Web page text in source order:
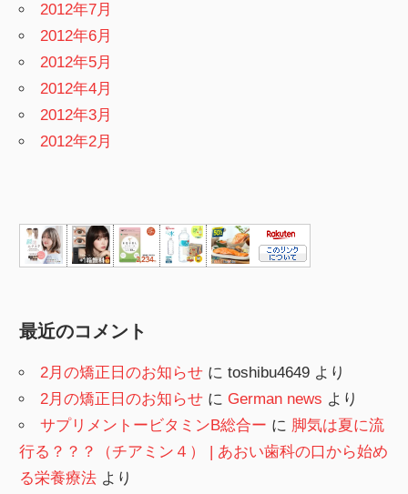
2012年7月
2012年6月
2012年5月
2012年4月
2012年3月
2012年2月
最近のコメント
2月の矯正日のお知らせ にtoshibu4649 より
2月の矯正日のお知らせ に German news より
サプリメントービタミンB総合ー に 脚気は夏に流
行る？？？（チアミン４） | あおい歯科の口から始め
る栄養療法 より